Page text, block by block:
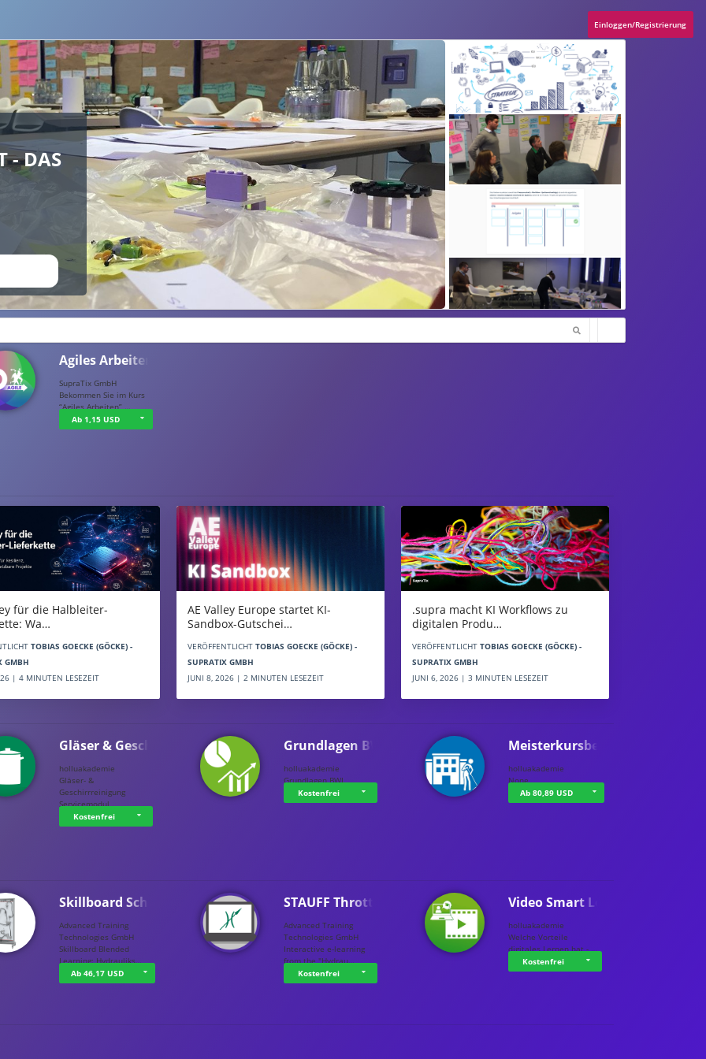
Einloggen/Registrierung
- DAS
Agiles Arbeiten
SupraTix GmbH
Bekommen Sie im Kurs
“Agiles Arbeiten” …
Ab 1,15 USD
für die Halbleiter-
Wa…
TOBIAS GOECKE (GÖCKE) -
GMBH
| 4 MINUTEN LESEZEIT
AE Valley Europe startet KI-
Sandbox-Gutschei…
VERÖFFENTLICHT TOBIAS GOECKE (GÖCKE) -
SUPRATIX GMBH
JUNI 8, 2026 | 2 MINUTEN LESEZEIT
.supra macht KI Workflows zu
digitalen Produ…
VERÖFFENTLICHT TOBIAS GOECKE (GÖCKE) -
SUPRATIX GMBH
JUNI 6, 2026 | 3 MINUTEN LESEZEIT
Gläser & Geschi…
holluakademie
Gläser- &
Geschirrreinigung
Servicemodul
Kostenfrei
Grundlagen BWL
holluakademie
Grundlagen BWL
Kostenfrei
Meisterkursbegl…
holluakademie
None
Ab 80,89 USD
Skillboard Schl…
Advanced Training
Technologies GmbH
Skillboard Blended
Learning: Hydrauliks…
Ab 46,17 USD
STAUFF Throttle…
Advanced Training
Technologies GmbH
Interactive e-learning
from the "Hydrau…
Kostenfrei
Video Smart Lea…
holluakademie
Welche Vorteile
digitales Lernen hat - …
Kostenfrei